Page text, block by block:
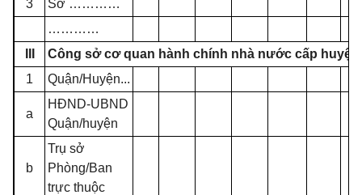
3
Sở …………
…………
Công sở cơ quan hành chính nhà nước cấp
1
Quận/Huyện...
a
HĐND-UBND
Quận/huyện
b
Trụ sở
Phòng/Ban
trực thuộc